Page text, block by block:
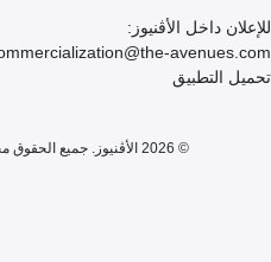
للإعلان داخل الأڤنيوز:
avenues.com
تحميل التطبيق
© 2026 الأڤنيوز. جميع الحقوق محفوظة. | مدعوم من